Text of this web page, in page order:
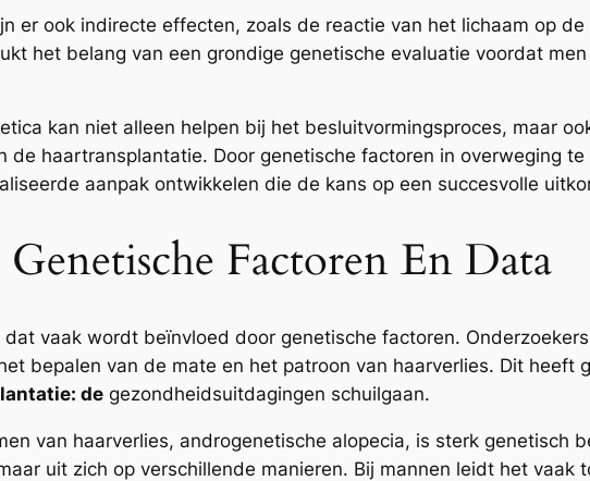
er ook indirecte effecten, zoals de reactie van het lichaam op
het belang van een grondige genetische evaluatie voordat men
kan niet alleen helpen bij het besluitvormingsproces, maar
de haartransplantatie. Door genetische factoren in overweging
aanpak ontwikkelen die de kans op een succesvolle
Factoren En Data
vaak wordt beïnvloed door genetische factoren.
bepalen van de mate en het patroon van haarverlies. Dit heeft
de gezondheidsuitdagingen schuilgaan.
van haarverlies, androgenetische alopecia, is sterk genetisch
uit zich op verschillende manieren. Bij mannen leidt het vaak